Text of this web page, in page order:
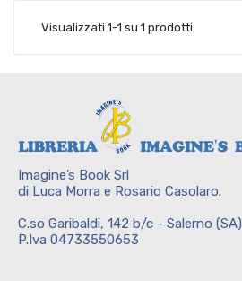
Visualizzati 1-1 su 1 prodotti
Imagine’s Book Srl
di Luca Morra e Rosario Casolaro.
C.so Garibaldi, 142 b/c - Salerno (SA)
P.Iva 04733550653